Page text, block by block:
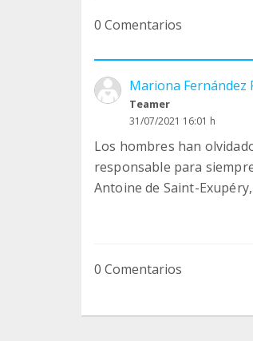
0 Comentarios
Mariona Fernández
Teamer
31/07/2021 16:01 h
Los hombres han
responsable para
Antoine de Saint-
0 Comentarios